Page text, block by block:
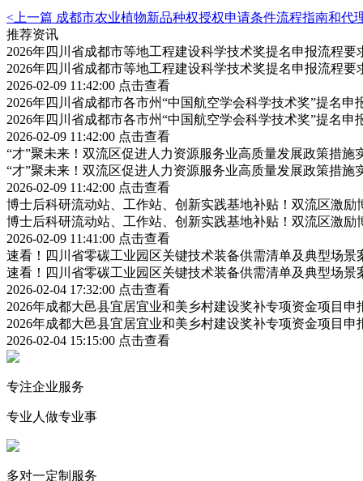
<上一篇 成都市农业植物新品种权授权申请条件流程指南和代
推荐资讯
2026年四川省成都市等地工程建设科学技术奖提名申报流程
2026年四川省成都市等地工程建设科学技术奖提名申报流程
2026-02-09 11:42:00 点击查看
2026年四川省成都市各市州“中国航空学会科学技术奖”提名申
2026年四川省成都市各市州“中国航空学会科学技术奖”提名申
2026-02-09 11:42:00 点击查看
“才”聚未来！双流区促进人力资源服务业高质量发展政策措施
“才”聚未来！双流区促进人力资源服务业高质量发展政策措施
2026-02-09 11:42:00 点击查看
博士后科研流动站、工作站、创新实践基地补贴！双流区激
博士后科研流动站、工作站、创新实践基地补贴！双流区激
2026-02-09 11:41:00 点击查看
速看！四川省零碳工业园区关键技术装备供需清单及典型场
速看！四川省零碳工业园区关键技术装备供需清单及典型场
2026-02-04 17:32:00 点击查看
2026年成都大邑县宜居宜业和美乡村建设奖补专项资金项目
2026年成都大邑县宜居宜业和美乡村建设奖补专项资金项目
2026-02-04 15:15:00 点击查看
专注企业服务
专业人做专业事
多对一定制服务